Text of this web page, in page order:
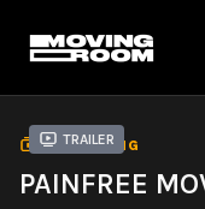
Trailer
SAMMLUNG
PAINFREE